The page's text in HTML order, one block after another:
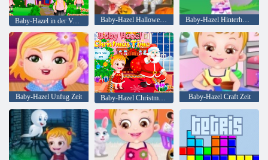
Baby-Hazel in der Vorschule Baby-Hazel Halloween Party Baby-Hazel Hinterhof-Partei
Baby-Hazel Unfug Zeit Baby-Hazel Christmas Time Baby-Hazel Craft Zeit